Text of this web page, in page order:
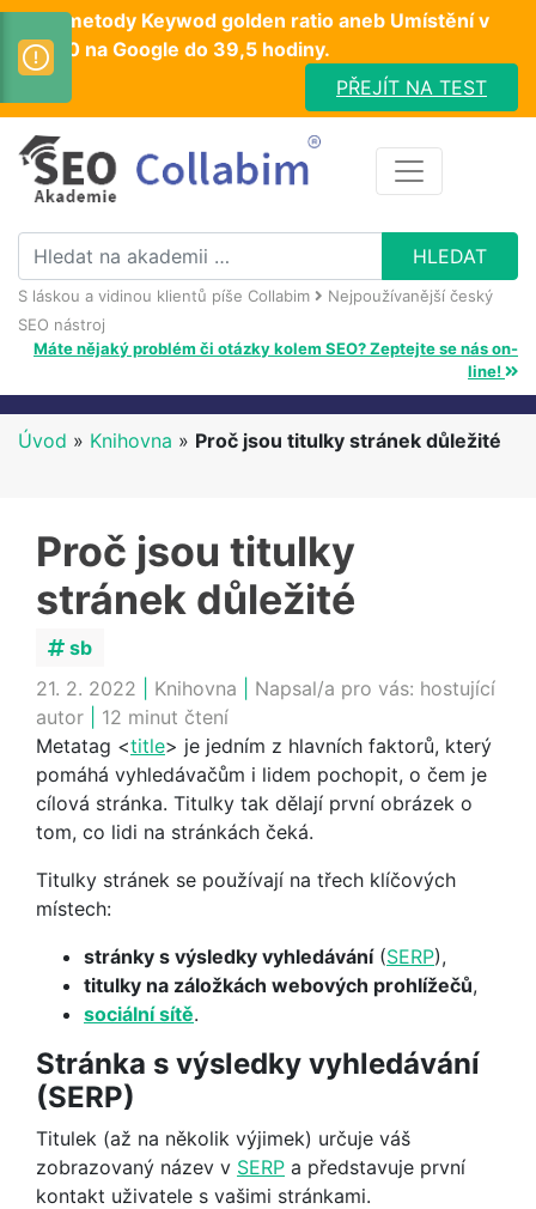
Test metody Keywod golden ratio aneb Umístění v
TOP10 na Google do 39,5 hodiny.
PŘEJÍT NA TEST
S láskou a vidinou klientů píše Collabim
Nejpoužívanější český
SEO nástroj
Máte nějaký problém či otázky kolem SEO? Zeptejte se nás on-
line!
Úvod » Knihovna » Proč jsou titulky stránek důležité
Proč jsou titulky
stránek důležité
sb
21. 2. 2022
Knihovna Napsal/a pro vás: hostující
autor
12 minut čtení
Metatag <title> je jedním z hlavních faktorů, který
pomáhá vyhledávačům i lidem pochopit, o čem je
cílová stránka. Titulky tak dělají první obrázek o
tom, co lidi na stránkách čeká.
Titulky stránek se používají na třech klíčových
místech:
stránky s výsledky vyhledávání(SERP),
titulky na záložkách webových prohlížečů,
sociální sítě.
Stránka s výsledky vyhledávání
(SERP)
Titulek (až na několik výjimek) určuje váš
zobrazovaný název v SERP a představuje první
kontakt uživatele s vašimi stránkami.